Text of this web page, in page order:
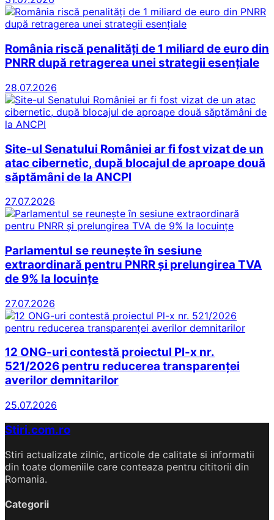
România riscă penalități de 1 miliard de euro din
PNRR după retragerea unei strategii esențiale
28.07.2026
Site-ul Senatului României ar fi fost vizat de un
atac cibernetic, după blocajul de aproape două
săptămâni de la ANCPI
27.07.2026
Parlamentul se reunește în sesiune
extraordinară pentru PNRR și prelungirea TVA
de 9% la locuințe
27.07.2026
12 ONG-uri contestă proiectul Pl-x nr.
521/2026 pentru reducerea transparenței
averilor demnitarilor
25.07.2026
Stiri.com.ro
Stiri actualizate zilnic, articole de calitate si informatii
din toate domeniile care conteaza pentru cititorii din
Romania.
Categorii